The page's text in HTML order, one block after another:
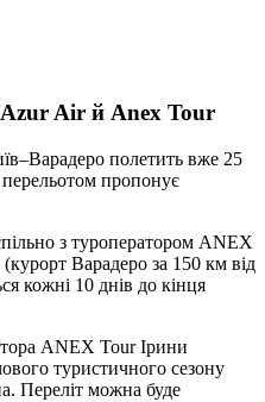
Air й Anex Tour
полетить вже 25
пропонує
з туроператором ANEX
Варадеро за 150 км від
кожні 10 днів до кінця
ANEX Tour Ірини
туристичного сезону
Переліт можна буде